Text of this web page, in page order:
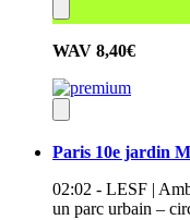
WAV 8,40€
Paris 10e jardin
02:02 - LESF |
un parc urbain –